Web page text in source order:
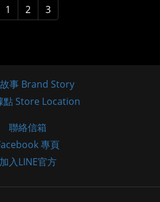
1 2 3
事 Brand Story
點 Store Location
聯絡信箱
專頁
加入LINE官方